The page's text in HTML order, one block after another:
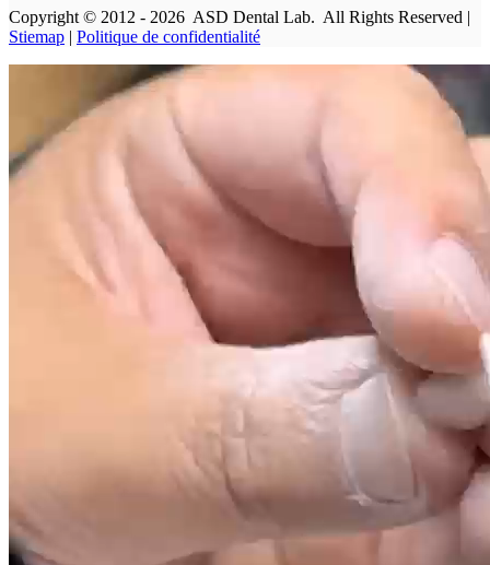
Copyright © 2012 - 2026 ASD Dental Lab. All Rights Reserved |
Stiemap | Politique de confidentialité